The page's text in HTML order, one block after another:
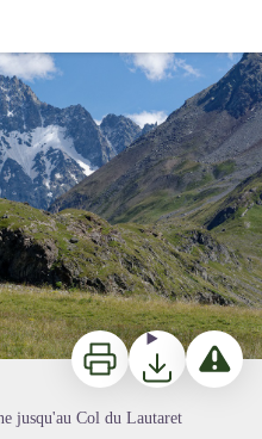
ImprimerTéléchargerSignaler
jusqu'au Col du Lautaret